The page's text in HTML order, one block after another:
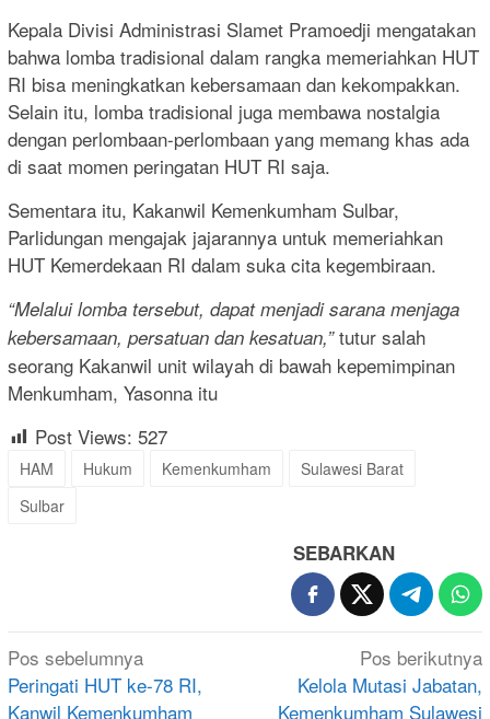
Kepala Divisi Administrasi Slamet Pramoedji mengatakan
bahwa lomba tradisional dalam rangka memeriahkan HUT
RI bisa meningkatkan kebersamaan dan kekompakkan.
Selain itu, lomba tradisional juga membawa nostalgia
dengan perlombaan-perlombaan yang memang khas ada
di saat momen peringatan HUT RI saja.
Sementara itu, Kakanwil Kemenkumham Sulbar,
Parlidungan mengajak jajarannya untuk memeriahkan
HUT Kemerdekaan RI dalam suka cita kegembiraan.
“Melalui lomba tersebut, dapat menjadi sarana menjaga
kebersamaan, persatuan dan kesatuan,”tutur salah
seorang Kakanwil unit wilayah di bawah kepemimpinan
Menkumham, Yasonna itu
Post Views: 527
HAM Hukum Kemenkumham
Sulawesi Barat
Sulbar
SEBARKAN
Navigasi
pos
Pos sebelumnya
Peringati HUT ke-78 RI,
Kanwil Kemenkumham
Pos berikutnya
Kelola Mutasi Jabatan,
Kemenkumham Sulawesi